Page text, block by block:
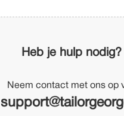
Heb je hulp nodig?
Neem contact met ons op